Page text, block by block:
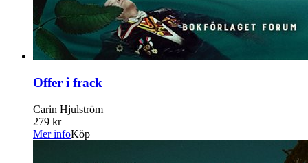
Offer i frack
Carin Hjulström
279 kr
Mer infoKöp